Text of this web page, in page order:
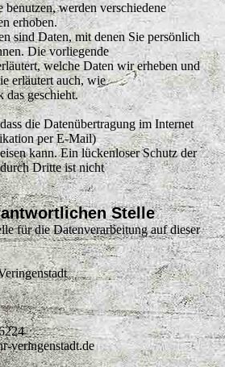
benutzen, werden verschiedene
erhoben.
sind Daten, mit denen Sie persönlich
Die vorliegende
welche Daten wir erheben und
erläutert auch, wie
das geschieht.
die Datenübertragung im Internet
per E-Mail)
kann. Ein lückenloser Schutz der
Dritte ist nicht
Stelle
für die Datenverarbeitung auf dieser
veringenstadt.de